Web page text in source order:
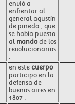
envió a
enfrentar al
general agustín
de pinedo , que
se había puesto
al mandode los
revolucionarios
.
en este cuerpo
participó en la
defensa de
buenos aires en
1807 .